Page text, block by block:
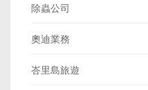
除蟲公司
奧迪業務
峇里島旅遊